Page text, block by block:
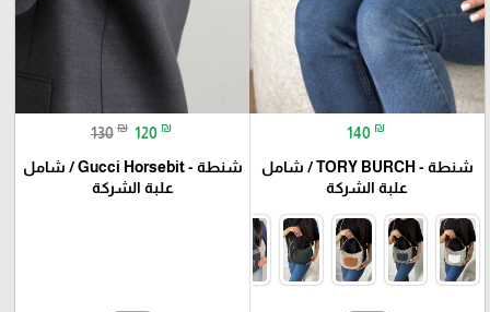
140 ₪
شنطة - TORY BURCH / شامل
علبة الشركة
130 ₪ 120 ₪
شنطة - Gucci Horsebit / شامل
علبة الشركة